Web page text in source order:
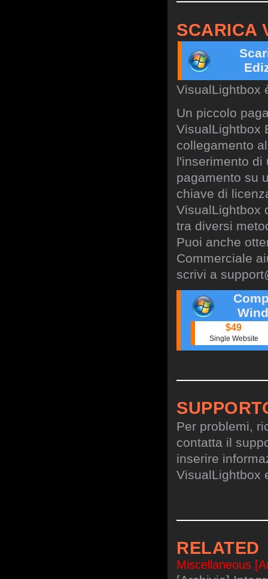
SCARICA
VisualLightbox
Un piccolo
VisualLightbox
collegamento
l'inserimento di
pagamento su
chiave di
VisualLightbox
tra diversi
Puoi anche
Commerciale
scrivi a
$49
Single Website
Per problemi,
contatta il
inserire
VisualLightbox
RELATED
Miscellaneous